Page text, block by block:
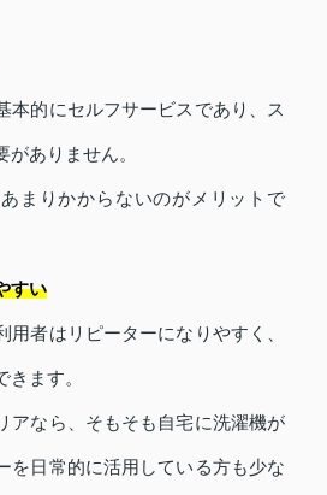
本的にセルフサービスであり、ス
がありません。
まりかからないのがメリットで
すい
用者はリピーターになりやすく、
ます。
アなら、そもそも自宅に洗濯機が
を日常的に活用している方も少な